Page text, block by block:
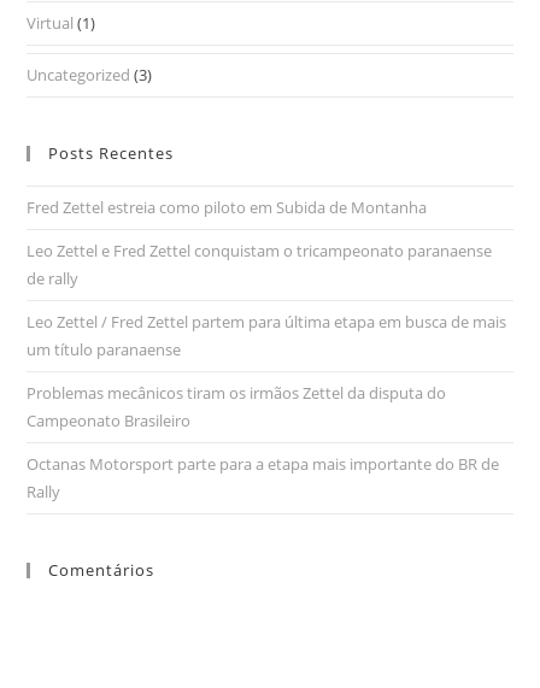
Virtual (1)
Uncategorized (3)
Posts Recentes
Fred Zettel estreia como piloto em Subida de Montanha
Leo Zettel e Fred Zettel conquistam o tricampeonato paranaense
de rally
Leo Zettel / Fred Zettel partem para última etapa em busca de mais
um título paranaense
Problemas mecânicos tiram os irmãos Zettel da disputa do
Campeonato Brasileiro
Octanas Motorsport parte para a etapa mais importante do BR de
Rally
Comentários